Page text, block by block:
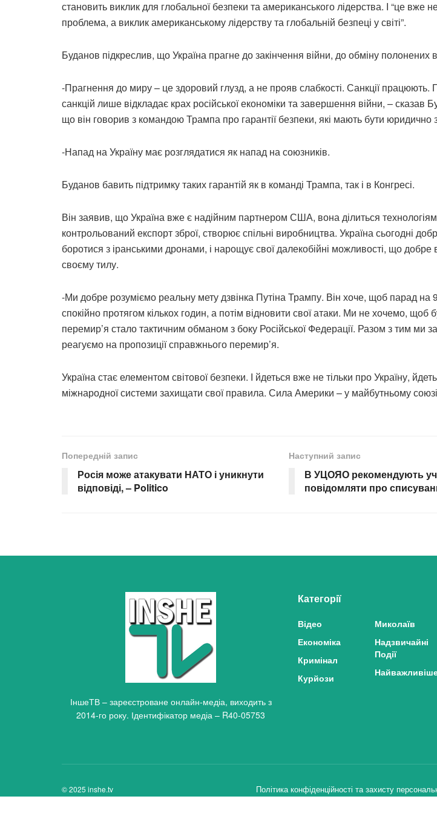
становить виклик для глобальної безпеки та американського лідерства. І “це вже
проблема, а виклик американському лідерству та глобальній безпеці у світі”.
Буданов підкреслив, що Україна прагне до закінчення війни, до обміну полонених
-Прагнення до миру – це здоровий глузд, а не прояв слабкості. Санкції працюють.
санкцій лише відкладає крах російської економіки та завершення війни, – сказав
що він говорив з командою Трампа про гарантії безпеки, які мають бути юридично
-Напад на Україну має розглядатися як напад на союзників.
Буданов бавить підтримку таких гарантій як в команді Трампа, так і в Конгресі.
Він заявив, що Україна вже є надійним партнером США, вона ділиться
контрольований експорт зброї, створює спільні виробництва. Україна сьогодні
боротися з іранськими дронами, і нарощує свої далекобійні можливості, що добре
своєму тилу.
-Ми добре розуміємо реальну мету дзвінка Путіна Трампу. Він хоче, щоб парад
спокійно протягом кількох годин, а потім відновити свої атаки. Ми не хочемо, щоб
перемир’я стало тактичним обманом з боку Російської Федерації. Разом з тим ми
реагуємо на пропозиції справжнього перемир’я.
Україна стає елементом світової безпеки. І йдеться вже не тільки про Україну,
міжнародної системи захищати свої правила. Сила Америки – у майбутньому
Попередній запис
Росія може атакувати НАТО і уникнути
відповіді, – Politico
Наступний запис
В УЦОЯО рекомендують
повідомляти про
ІншеТВ – зареєстроване онлайн-медіа, виходить з
2014-го року. Ідентифікатор медіа – R40-05753
Категорії
Відео
Економіка
Кримінал
Курйози
Миколаїв
Надзвичайні
Події
Політика конфіденційності та захисту
© 2025 inshe.tv